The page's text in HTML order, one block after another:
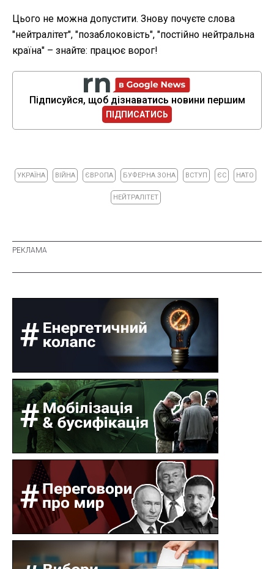
Цього не можна допустити. Знову почуєте слова
"нейтралітет", "позаблоковість", "постійно нейтральна
країна" – знайте: працює ворог!
Підписуйся, щоб дізнаватись новини першим
ПІДПИСАТИСЬ
УКРАЇНА ВІЙНА ЄВРОПА БУФЕРНА ЗОНА ВСТУП ЄС НАТО
НЕЙТРАЛІТЕТ